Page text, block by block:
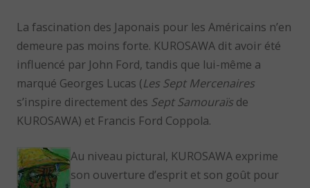
La fascination des Japonais pour les Américains n’en
demeure pas moins forte. KUROSAWA dit avoir été
influencé par John Ford, tandis que lui-même a
marqué Georges Lucas (Les Sept Mercenaires
s’inspire directement des Sept Samouraïs de
KUROSAWA) et Francis Ford Coppola.
Au niveau pictural, KUROSAWA exprime
son ouverture d’esprit et son goût pour